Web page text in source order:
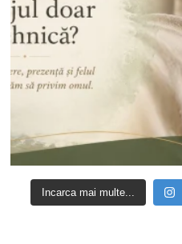
Incarca mai multe...